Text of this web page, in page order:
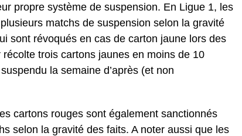
propre système de suspension. En Ligue 1, les
matchs de suspension selon la gravité
sont révoqués en cas de carton jaune lors des
trois cartons jaunes en moins de 10
la semaine d’après (et non
cartons rouges sont également sanctionnés
selon la gravité des faits. A noter aussi que les